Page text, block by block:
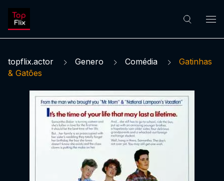
topflix.actor Genero Comédia
Gatinhas
& Gatões